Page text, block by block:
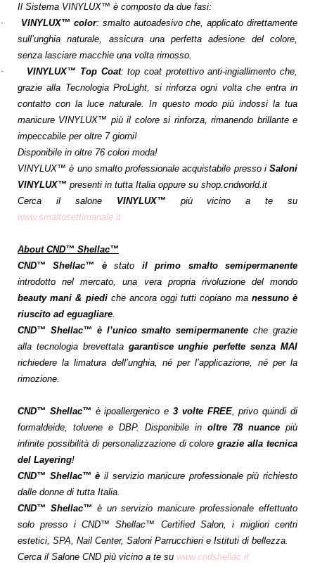
Il Sistema VINYLUX™ è composto da due fasi:
·
VINYLUX™ color: smalto autoadesivo che, applicato direttamente
sull’unghia naturale, assicura una perfetta adesione del colore,
senza lasciare macchie una volta rimosso.
·
VINYLUX™ Top Coat: top coat protettivo anti-ingiallimento che,
grazie alla Tecnologia ProLight, si rinforza ogni volta che entra in
contatto con la luce naturale. In questo modo più indossi la tua
manicure VINYLUX™ più il colore si rinforza, rimanendo brillante e
impeccabile per oltre 7 giorni!
Disponibile in oltre 76 colori moda!
VINYLUX™ è uno smalto professionale acquistabile presso i Saloni
VINYLUX™ presenti in tutta Italia oppure su shop.cndworld.it
Cerca il salone VINYLUX™ più vicino a te su
www.smaltosettimanale.it
About CND™ Shellac™
CND™ Shellac™
èstato il primo smalto semipermanente
introdotto nel mercato, una vera propria rivoluzione del mondo
beauty mani & piedi che ancora oggi tutti copiano ma nessuno è
riuscito ad eguagliare
CND™ Shellac™ è l’unico smalto semipermanenteche grazie
alla tecnologia brevettata garantisce unghie perfette senza MAI
richiedere la limatura dell’unghia, né per l’applicazione, né per la
rimozione.
CND™ Shellac™ è ipoallergenico e3 volte FREE, privo quindi di
formaldeide, toluene e DBP. Disponibile in oltre 78 nuance più
infinite possibilità di personalizzazione di coloregrazie alla tecnica
del Layering!
CND™ Shellac™ è il servizio manicure professionale più richiesto
dalle donne di tutta Italia.
CND™ Shellac™ è un servizio manicure professionale effettuato
solo presso i CND™ Shellac™ Certified Salon, i migliori centri
estetici, SPA, Nail Center, Saloni Parrucchieri e Istituti di bellezza.
Cerca il Salone CND più vicino a te su www.cndshellac.it